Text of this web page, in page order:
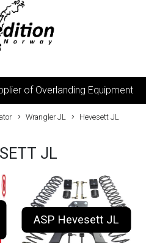
of Overlanding Equipment
Wrangler JL Hevesett JL
JL
ASP Hevesett JL